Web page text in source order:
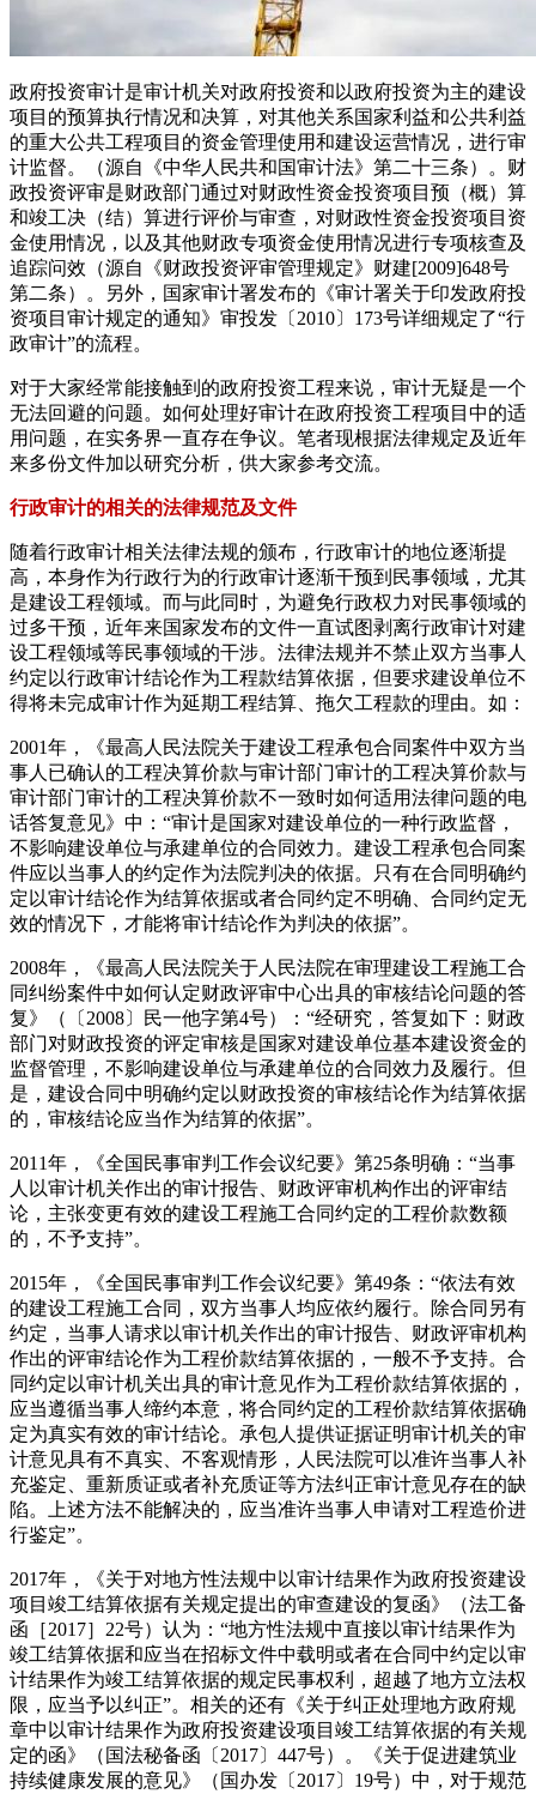
政府投资审计是审计机关对政府投资和以政府投资为主的建设
项目的预算执行情况和决算，对其他关系国家利益和公共利益
的重大公共工程项目的资金管理使用和建设运营情况，进行审
计监督。（源自《中华人民共和国审计法》第二十三条）。财
政投资评审是财政部门通过对财政性资金投资项目预（概）算
和竣工决（结）算进行评价与审查，对财政性资金投资项目资
金使用情况，以及其他财政专项资金使用情况进行专项核查及
追踪问效（源自《财政投资评审管理规定》财建[2009]648号
第二条）。另外，国家审计署发布的《审计署关于印发政府投
资项目审计规定的通知》审投发〔2010〕173号详细规定了“行
政审计”的流程。
对于大家经常能接触到的政府投资工程来说，审计无疑是一个
无法回避的问题。如何处理好审计在政府投资工程项目中的适
用问题，在实务界一直存在争议。笔者现根据法律规定及近年
来多份文件加以研究分析，供大家参考交流。
行政审计的相关的法律规范及文件
随着行政审计相关法律法规的颁布，行政审计的地位逐渐提
高，本身作为行政行为的行政审计逐渐干预到民事领域，尤其
是建设工程领域。而与此同时，为避免行政权力对民事领域的
过多干预，近年来国家发布的文件一直试图剥离行政审计对建
设工程领域等民事领域的干涉。法律法规并不禁止双方当事人
约定以行政审计结论作为工程款结算依据，但要求建设单位不
得将未完成审计作为延期工程结算、拖欠工程款的理由。如：
2001年，《最高人民法院关于建设工程承包合同案件中双方当
事人已确认的工程决算价款与审计部门审计的工程决算价款与
审计部门审计的工程决算价款不一致时如何适用法律问题的电
话答复意见》中：“审计是国家对建设单位的一种行政监督，
不影响建设单位与承建单位的合同效力。建设工程承包合同案
件应以当事人的约定作为法院判决的依据。只有在合同明确约
定以审计结论作为结算依据或者合同约定不明确、合同约定无
效的情况下，才能将审计结论作为判决的依据”。
2008年，《最高人民法院关于人民法院在审理建设工程施工合
同纠纷案件中如何认定财政评审中心出具的审核结论问题的答
复》（〔2008〕民一他字第4号）：“经研究，答复如下：财政
部门对财政投资的评定审核是国家对建设单位基本建设资金的
监督管理，不影响建设单位与承建单位的合同效力及履行。但
是，建设合同中明确约定以财政投资的审核结论作为结算依据
的，审核结论应当作为结算的依据”。
2011年，《全国民事审判工作会议纪要》第25条明确：“当事
人以审计机关作出的审计报告、财政评审机构作出的评审结
论，主张变更有效的建设工程施工合同约定的工程价款数额
的，不予支持”。
2015年，《全国民事审判工作会议纪要》第49条：“依法有效
的建设工程施工合同，双方当事人均应依约履行。除合同另有
约定，当事人请求以审计机关作出的审计报告、财政评审机构
作出的评审结论作为工程价款结算依据的，一般不予支持。合
同约定以审计机关出具的审计意见作为工程价款结算依据的，
应当遵循当事人缔约本意，将合同约定的工程价款结算依据确
定为真实有效的审计结论。承包人提供证据证明审计机关的审
计意见具有不真实、不客观情形，人民法院可以准许当事人补
充鉴定、重新质证或者补充质证等方法纠正审计意见存在的缺
陷。上述方法不能解决的，应当准许当事人申请对工程造价进
行鉴定”。
2017年，《关于对地方性法规中以审计结果作为政府投资建设
项目竣工结算依据有关规定提出的审查建设的复函》（法工备
函［2017］22号）认为：“地方性法规中直接以审计结果作为
竣工结算依据和应当在招标文件中载明或者在合同中约定以审
计结果作为竣工结算依据的规定民事权利，超越了地方立法权
限，应当予以纠正”。相关的还有《关于纠正处理地方政府规
章中以审计结果作为政府投资建设项目竣工结算依据的有关规
定的函》（国法秘备函〔2017〕447号）。《关于促进建筑业
持续健康发展的意见》（国办发〔2017〕19号）中，对于规范